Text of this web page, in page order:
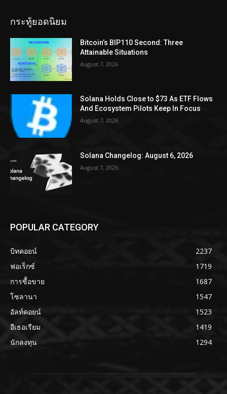
กระทู้ยอดนิยม
Bitcoin’s BIP110 Second: Three
Attainable Situations
August 7, 2026
Solana Holds Close to $73 As ETF Flows
And Ecosystem Pilots Keep In Focus
August 7, 2026
Solana Changelog: August 6, 2026
August 7, 2026
POPULAR CATEGORY
บิทคอยน์
2237
ฟอเร็กซ์
1719
การซื้อขาย
1687
โซลานา
1547
อัลท์คอยน์
1523
อีเธอเรียม
1419
นักลงทุน
1294